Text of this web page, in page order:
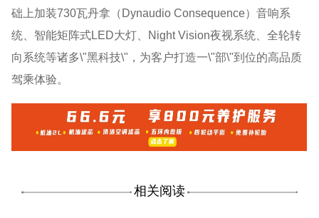
础上加装730瓦丹拿（Dynaudio Consequence）音响系
统、智能矩阵式LED大灯、Night Vision夜视系统、全轮转
向系统等诸多\"黑科技\"，为客户打造一\"部\"到位的高品质
驾乘体验。
相关阅读